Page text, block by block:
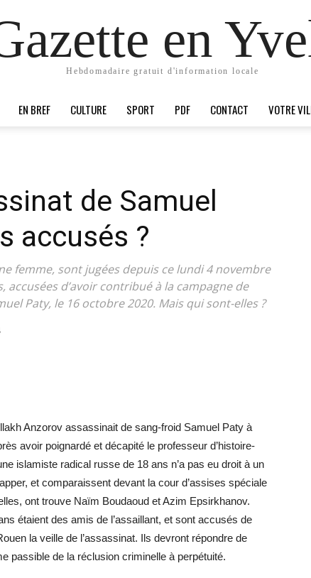
en
Hebdomadaire gratuit d'information locale
EN BREF CULTURE SPORT PDF CONTACT VOTRE
de Samuel
accusés ?
femme, sont jugées depuis ce lundi 4 novembre
accusées d’avoir contribué à la campagne de
Paty, le 16 octobre 2020. Mais qui sont-elles ?
Anzorov assassinait de sang-froid Samuel Paty à
avoir poignardé et décapité le professeur d’histoire-
islamiste radical russe de 18 ans n’a pas eu droit à un
et comparaissent devant la cour d’assises spéciale
ont trouve Naïm Boudaoud et Azim Epsirkhanov.
étaient des amis de l’assaillant, et sont accusés de
la veille de l’assassinat. Ils devront répondre de
passible de la réclusion criminelle à perpétuité.